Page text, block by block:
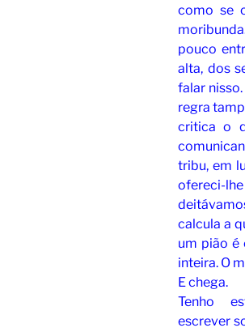
como se
pouco
alta, dos
falar
regra
critica o
tribu, em
ofereci-
calcula a
um pião é
inteira. O
E chega.
Tenho
escrever